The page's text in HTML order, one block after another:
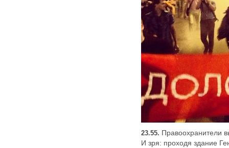
23.55. Правоохранители
И зря: проходя здание